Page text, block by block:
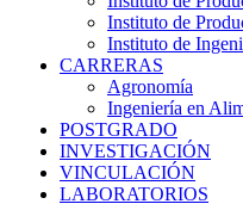
Instituto de
Instituto de
CARRERAS
Agronomía
Ingeniería en
POSTGRADO
INVESTIGACIÓN
VINCULACIÓN
LABORATORIOS